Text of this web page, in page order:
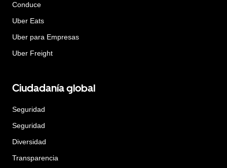
Conduce
Uber Eats
Uber para Empresas
Uber Freight
Ciudadanía global
Seguridad
Seguridad
Diversidad
Transparencia